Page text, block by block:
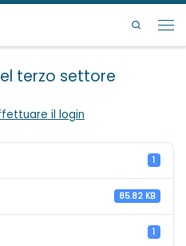
Search
terzo settore
il login
1
85.82 KB
1